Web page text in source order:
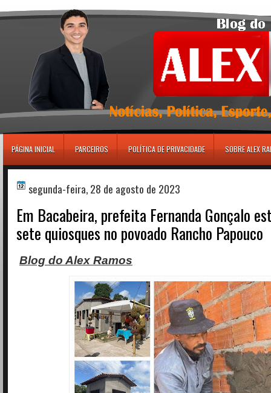
PÁGINA INICIAL PARCEIROS POLÍTICA DE PRIVACIDADE SOBRE ALEX
segunda-feira, 28 de agosto de 2023
Em Bacabeira, prefeita Fernanda Gonçalo
sete quiosques no povoado Rancho Papouco
Blog do Alex Ramos